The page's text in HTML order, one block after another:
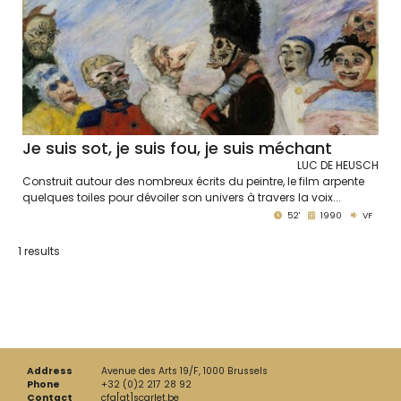
Je suis sot, je suis fou, je suis méchant
LUC DE HEUSCH
Construit autour des nombreux écrits du peintre, le film arpente
quelques toiles pour dévoiler son univers à travers la voix...
52' 1990 VF
1 results
Address
Avenue des Arts 19/F, 1000 Brussels
Phone
+32 (0)2 217 28 92
Contact
cfa[at]scarlet.be